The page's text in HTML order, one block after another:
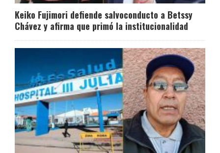
Keiko Fujimori defiende salvoconducto a Betssy
Chávez y afirma que primó la institucionalidad